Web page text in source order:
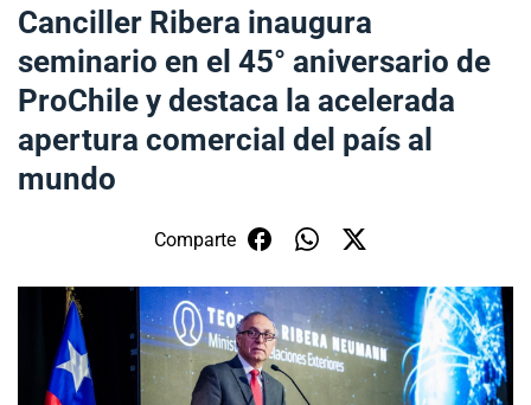
Ministerio
Política Exterior
Embajadas y consulados
Servicios ciudadanos
Subsecretaría de Relaciones Económicas
Internacionales
Sala de prensa
Canciller Ribera inaugura
seminario en el 45° aniversario de
ProChile y destaca la acelerada
apertura comercial del país al
mundo
Comparte